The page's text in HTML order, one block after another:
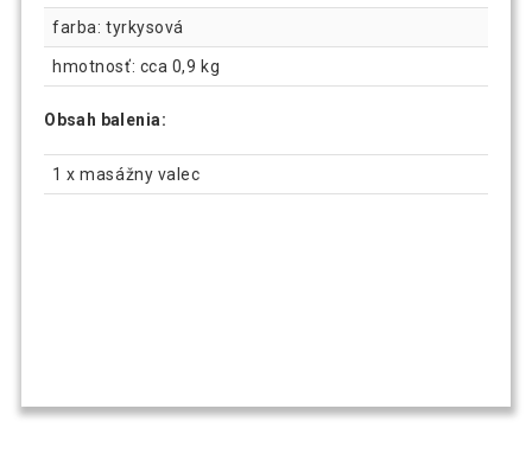
farba: tyrkysová
hmotnosť: cca 0,9 kg
Obsah balenia:
1 x masážny valec